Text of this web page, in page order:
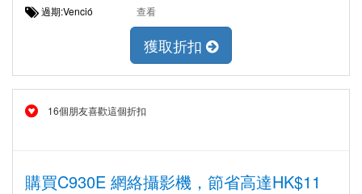
過期:Venció 查看
獲取折扣
16個朋友喜歡這個折扣
購買C930E 網絡攝影機，節省高達HK$11